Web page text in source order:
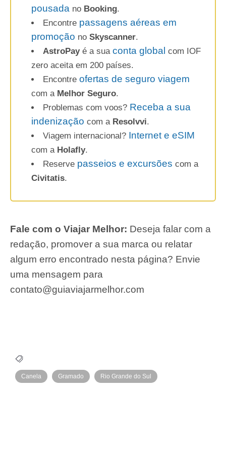
pousada no Booking.
Encontre passagens aéreas em
promoção no Skyscanner.
AstroPayé a sua conta global com IOF
zero aceita em 200 países.
Encontre ofertas de seguro viagem
com a Melhor Seguro.
Problemas com voos? Receba a sua
indenização com a Resolvvi.
Viagem internacional? Internet e eSIM
com a Holafly.
Reserve passeios e excursões com a
Civitatis.
Fale com o Viajar Melhor: Deseja falar com a
redação, promover a sua marca ou relatar
algum erro encontrado nesta página? Envie
uma mensagem para
contato@guiaviajarmelhor.com
Canela Gramado Rio Grande do Sul